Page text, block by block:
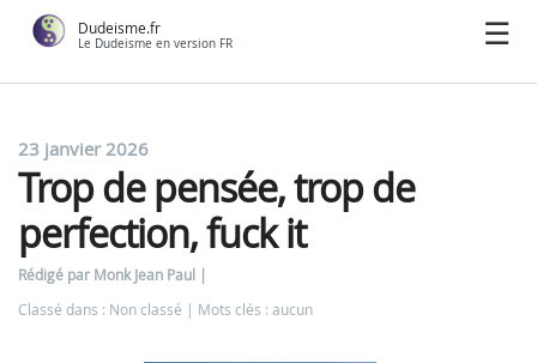
Dudeisme.fr
Le Dudeisme en version FR
23 janvier 2026
Trop de pensée, trop de
perfection, fuck it
Rédigé par Monk Jean Paul
Classé dans : Non classé
Mots clés : aucun